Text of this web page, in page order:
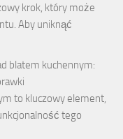
krok, który może
Aby uniknąć
blatem kuchennym:
to kluczowy element,
tego